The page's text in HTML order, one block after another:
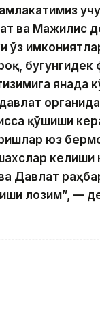
ва Мажилис
ўз
бугунгидек
янада
қўшиши
юз
келиши
Давлат
лозим”, —